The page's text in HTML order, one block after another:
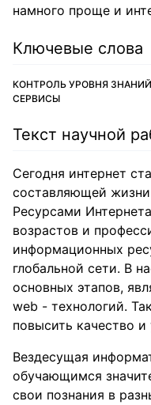
намного проще и
Ключевые слова
КОНТРОЛЬ УРОВНЯ
СЕРВИСЫ
Текст научной
Сегодня интернет
составляющей
Ресурсами
возрастов и
информационных
глобальной сети. В
основных этапов,
web - технологий.
повысить качество
Вездесущая
обучающимся
свои познания в